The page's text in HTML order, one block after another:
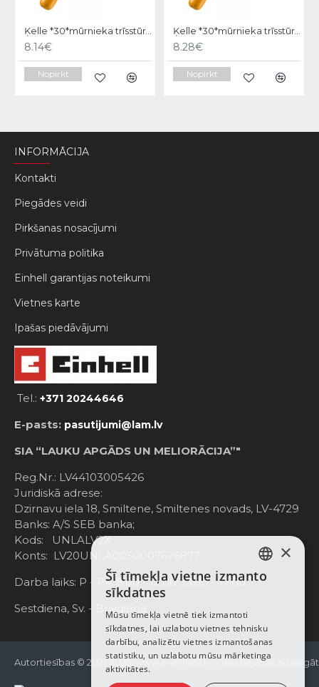
Ķelle *30*mūrnieka trīsstūra 18cm, Hardy
8.14€
Nopirkt
Ķelle *30*mūrnieka trīsstūra 20cm, Hardy
8.28€
Nopirkt
INFORMĀCIJA
Kontakti
Piegādes veidi
Pirkšanas nosacījumi
Privātuma politika
Einhell garantijas noteikumi
Vietnes karte
Ipašas piedāvājumi
Tel.: +371 20244646
E-pasts: pasutijumi@lam.lv
SIA “LAUKU APGĀDS UN MELIORĀCIJA”"
Reg.Nr.: LV44103005426
Juridiskā adrese:
Dzirnavu iela 18, Smiltene, Smiltenes novads, LV-4729
Banks: A/S SEB banka;
Kods: UNLALV2X
Konts: LV20UNLA0050007676877
Darba laiks: P - Pk. 8:00 - 12:00; 13:00 - 17:00
Sestdiena, Sv. - Brīvdiena
Autortiesības © 2021-2025, www.e-einhell.lv, Visas tiesības
LATVIAN
ENGLISH
×
Šī tīmekļa vietne izmanto
sīkdatnes
Mūsu tīmekļa vietnē tiek izmantoti
sīkdatnes, lai uzlabotu vietnes tehnisku
darbību, analizētu vietnes izmantošanas
statistiku, un uzlabotu mūsu mārketinga
aktivitātes.